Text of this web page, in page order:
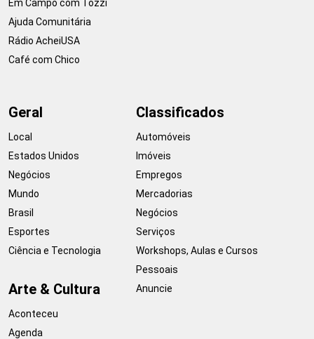
Em Campo com Tozzi
Ajuda Comunitária
Rádio AcheiUSA
Café com Chico
Geral
Local
Estados Unidos
Negócios
Mundo
Brasil
Esportes
Ciência e Tecnologia
Arte & Cultura
Aconteceu
Agenda
Classificados
Automóveis
Imóveis
Empregos
Mercadorias
Negócios
Serviços
Workshops, Aulas e Cursos
Pessoais
Anuncie